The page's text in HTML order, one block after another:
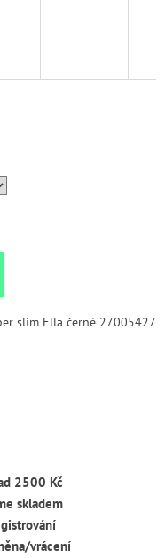
slim Ella černé 27005427
2500 Kč
skladem
vrácení